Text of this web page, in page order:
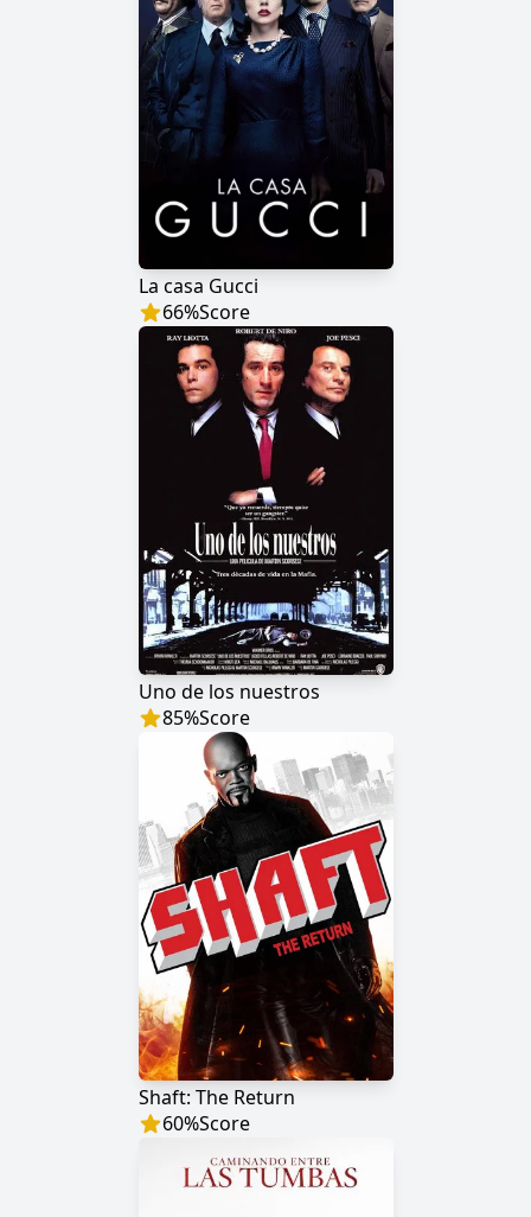
La casa Gucci
66%Score
Uno de los nuestros
85%Score
Shaft: The Return
60%Score